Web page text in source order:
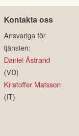
Kontakta oss
Ansvariga för
tjänsten:
Daniel Åstrand
(VD)
Kristoffer Matsson
(IT)